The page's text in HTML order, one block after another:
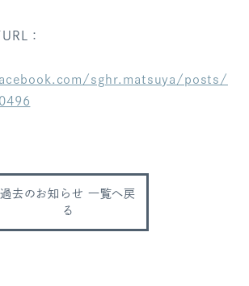
お気に入り
：
sghr.matsuya/posts/
過去のお知らせ 一覧へ戻
る